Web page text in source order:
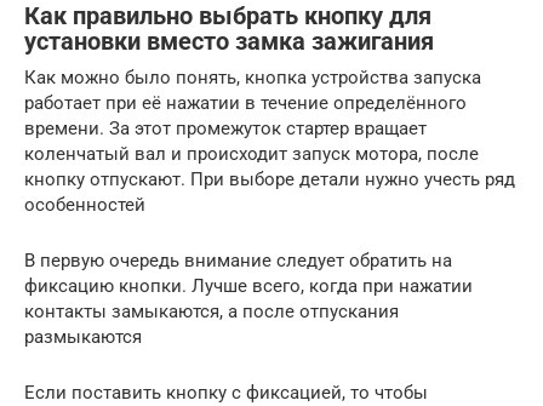
Как правильно выбрать кнопку для
установки вместо замка зажигания
Как можно было понять, кнопка устройства запуска
работает при её нажатии в течение определённого
времени. За этот промежуток стартер вращает
коленчатый вал и происходит запуск мотора, после
кнопку отпускают. При выборе детали нужно учесть ряд
особенностей
В первую очередь внимание следует обратить на
фиксацию кнопки. Лучше всего, когда при нажатии
контакты замыкаются, а после отпускания
размыкаются
Если поставить кнопку с фиксацией, то чтобы